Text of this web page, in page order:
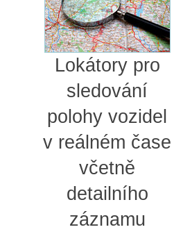
Lokátory pro
sledování
polohy vozidel
v reálném čase
včetně
detailního
záznamu